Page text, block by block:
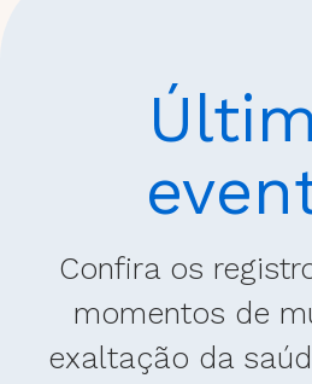
Confira os
momentos de
exaltação da